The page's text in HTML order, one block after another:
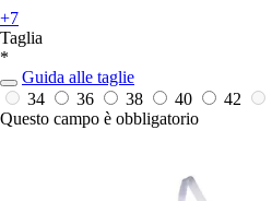
+7
Taglia
*
Guida alle taglie
34
36 38 40 42
Questo campo è obbligatorio